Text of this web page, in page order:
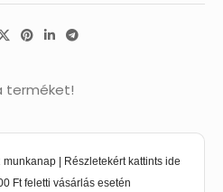
terméket!
| Részletekért kattints ide
Ft feletti vásárlás esetén